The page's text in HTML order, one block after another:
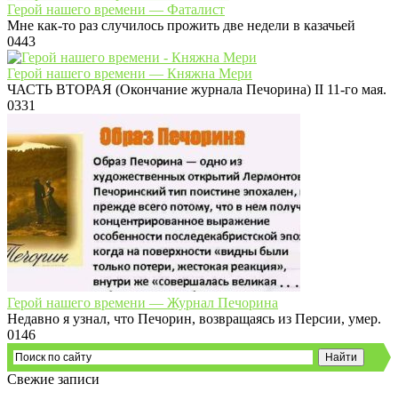
Герой нашего времени — Фаталист
Мне как-то раз случилось прожить две недели в казачьей
0443
Герой нашего времени — Княжна Мери
ЧАСТЬ ВТОРАЯ (Окончание журнала Печорина) II 11-го мая.
0331
Герой нашего времени — Журнал Печорина
Недавно я узнал, что Печорин, возвращаясь из Персии, умер.
0146
Свежие записи